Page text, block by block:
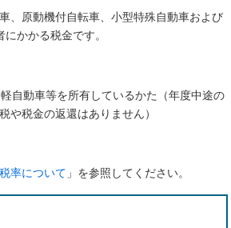
、原動機付自転車、小型特殊自動車および
かかる税金です。
自動車等を所有しているかた（年度中途の
や税金の返還はありません）
率について 」を参照してください。